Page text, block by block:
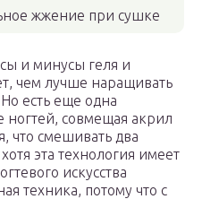
жжение при сушке
и минусы геля и
чем лучше наращивать
есть еще одна
ногтей, совмещая акрил
что смешивать два
эта технология имеет
искусства
техника, потому что с